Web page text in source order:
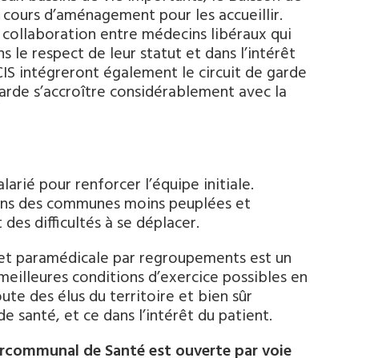
d’aménagement pour les accueillir.
entre médecins libéraux qui
le respect de leur statut et dans l’intérêt
intégreront également le circuit de garde
s’accroître considérablement avec la
pour renforcer l’équipe initiale.
des communes moins peuplées et
difficultés à se déplacer.
paramédicale par regroupements est un
conditions d’exercice possibles en
des élus du territoire et bien sûr
santé, et ce dans l’intérêt du patient.
de Santé est ouverte par voie